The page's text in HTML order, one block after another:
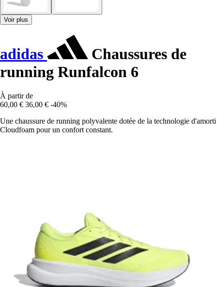
Voir plus
adidas
Chaussures de
running Runfalcon 6
À partir de
60,00 € 36,00 € -40%
Une chaussure de running polyvalente dotée de la technologie d'amorti
Cloudfoam pour un confort constant.